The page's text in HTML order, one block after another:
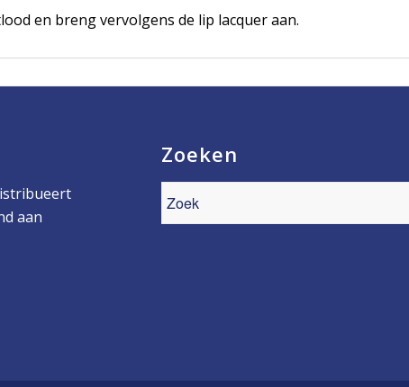
en breng vervolgens de lip lacquer aan.
aan
Zoeken